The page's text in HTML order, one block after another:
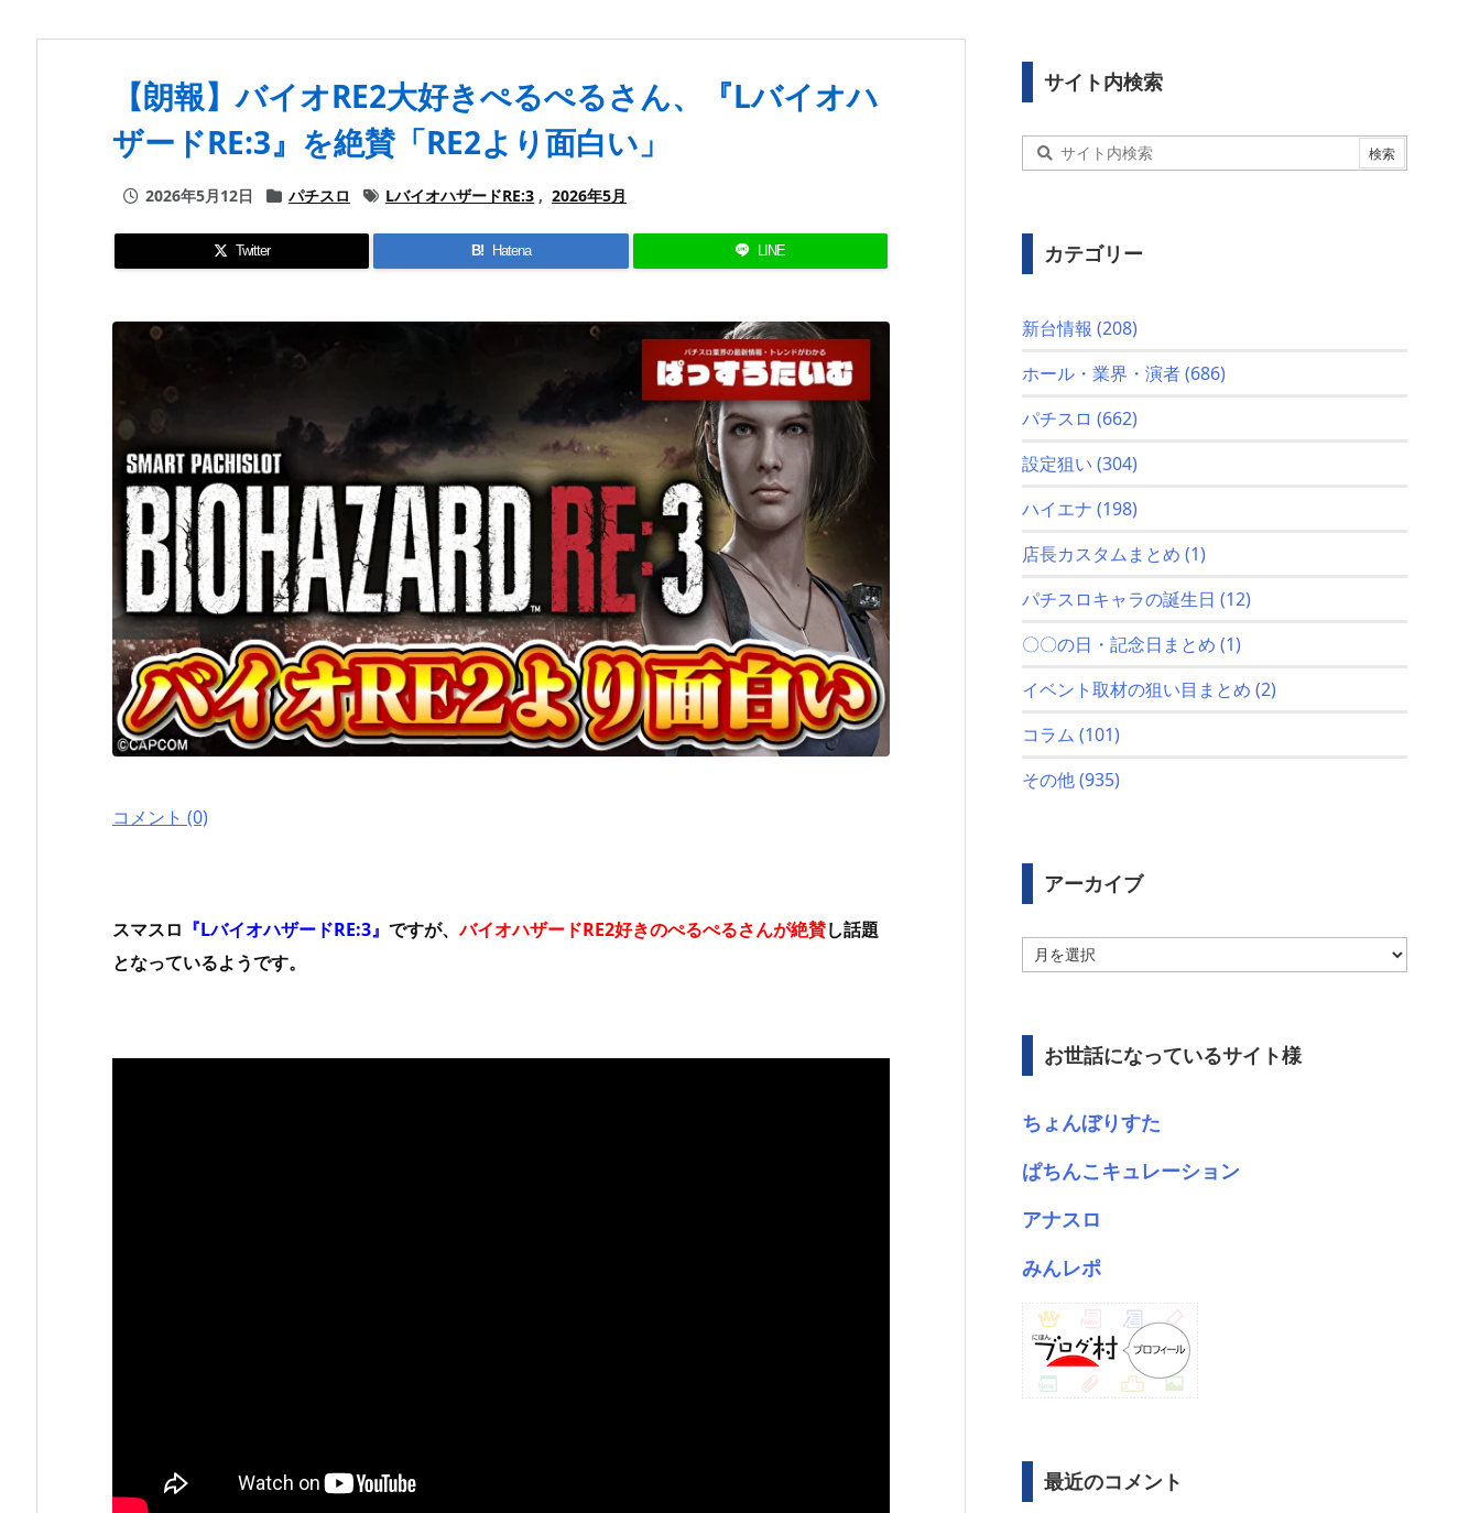
【朗報】バイオRE2大好きぺるぺるさん、『Lバイオハ
ザードRE:3』を絶賛「RE2より面白い」
2026年5月12日 パチスロ LバイオハザードRE:3 , 2026年5月
Twitter B! Hatena LINE
コメント (0)
スマスロ 『LバイオハザードRE:3』 ですが、バイオハザードRE2好きのぺるぺるさんが絶賛し話題
となっているようです。
サイト内検索
カテゴリー
新台情報 (208)
ホール・業界・演者(686)
パチスロ (662)
設定狙い (304)
ハイエナ (198)
店長カスタムまとめ (1)
パチスロキャラの誕生日 (12)
〇〇の日・記念日まとめ (1)
イベント取材の狙い目まとめ (2)
コラム (101)
その他(935)
アーカイブ
ー
ブ
お世話になっているサイト様
ちょんぼりすた
ぱちんこキュレーション
アナスロ
みんレポ
最近のコメント